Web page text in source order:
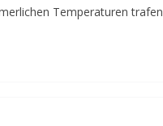
Temperaturen trafen